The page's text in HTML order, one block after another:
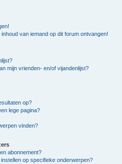
van iemand op dit forum ontvangen!
mijn vrienden- en/of vijandenlijst?
op?
lege pagina?
vinden?
abonnement?
op specifieke onderwerpen?